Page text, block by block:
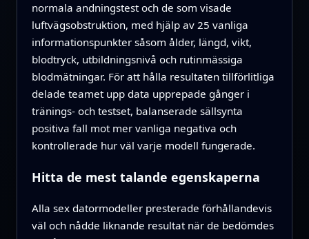
normala andningstest och de som visade
luftvägsobstruktion, med hjälp av 25 vanliga
informationspunkter såsom ålder, längd, vikt,
blodtryck, utbildningsnivå och rutinmässiga
blodmätningar. För att hålla resultaten tillförlitliga
delade teamet upp data upprepade gånger i
tränings- och testset, balanserade sällsynta
positiva fall mot mer vanliga negativa och
kontrollerade hur väl varje modell fungerade.
Hitta de mest talande egenskaperna
Alla sex datormodeller presterade förhållandevis
väl och nådde liknande resultat när de bedömdes